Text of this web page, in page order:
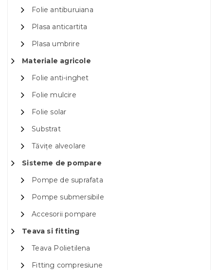
Folie antiburuiana
Plasa anticartita
Plasa umbrire
Materiale agricole
Folie anti-inghet
Folie mulcire
Folie solar
Substrat
Tăvițe alveolare
Sisteme de pompare
Pompe de suprafata
Pompe submersibile
Accesorii pompare
Teava si fitting
Teava Polietilena
Fitting compresiune